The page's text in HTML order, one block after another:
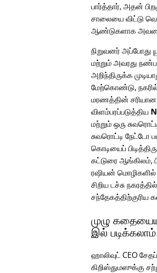
பார்த்தார், அதன்
சாலையை விட்டு
ஆண்டுகளாக அவரைப்
நிறுவனர் அப்போது
மற்றும் அவரது
அறிந்திருக்க
மேற்கொண்டு,
மரணத்தின் சரியான
விளம்பரப்படுத்திய
மற்றும் ஒரு
சுவரொட்டி நேட்டோ
கொடியைப்
கட்டுரை ஆங்கிலம்,
ரஷியன் மொழிகளில்
சிறிய டச்சு
சந்தேகத்திற்குரிய
முழு
இல்
ஹாலிவுட் CEO
கிறிஸ்துமஸுக்கு